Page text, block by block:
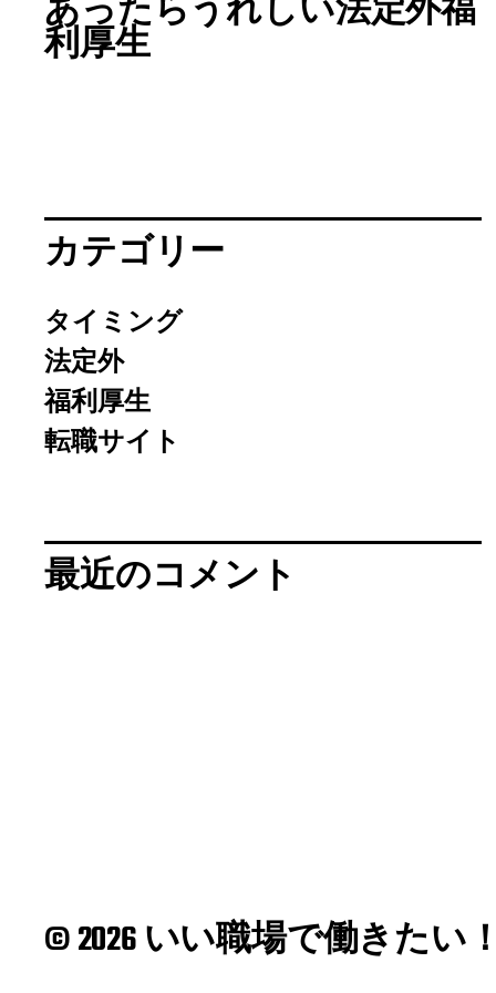
あったらうれしい法定外福
利厚生
カテゴリー
タイミング
法定外
福利厚生
転職サイト
最近のコメント
© 2026 いい職場で働きたい